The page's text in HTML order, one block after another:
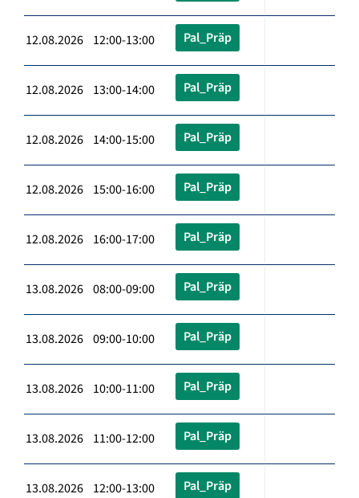
12.08.2026 12:00-13:00 Pal_Präp
12.08.2026 13:00-14:00 Pal_Präp
12.08.2026 14:00-15:00 Pal_Präp
12.08.2026 15:00-16:00 Pal_Präp
12.08.2026 16:00-17:00 Pal_Präp
13.08.2026 08:00-09:00 Pal_Präp
13.08.2026 09:00-10:00 Pal_Präp
13.08.2026 10:00-11:00 Pal_Präp
13.08.2026 11:00-12:00 Pal_Präp
13.08.2026 12:00-13:00 Pal_Präp